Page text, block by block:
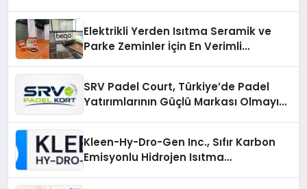
Elektrikli Yerden Isıtma Seramik ve
Parke Zeminler İçin En Verimli
SRV Padel Court, Türkiye’de Padel
Yatırımlarının Güçlü Markası Olmayı
Kleen-Hy-Dro-Gen Inc., Sıfır Karbon
Emisyonlu Hidrojen Isıtma